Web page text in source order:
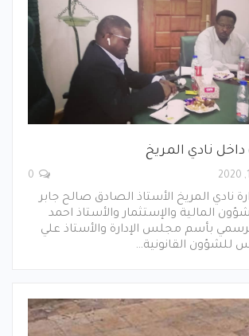
نادي المريخ
المريخ الأستاذ الصادق صالح جابر
المالية والإستثمار والأستاذ احمد
بأسم مجلس الإدارة والأستاذ علي
للشؤون القانونية…